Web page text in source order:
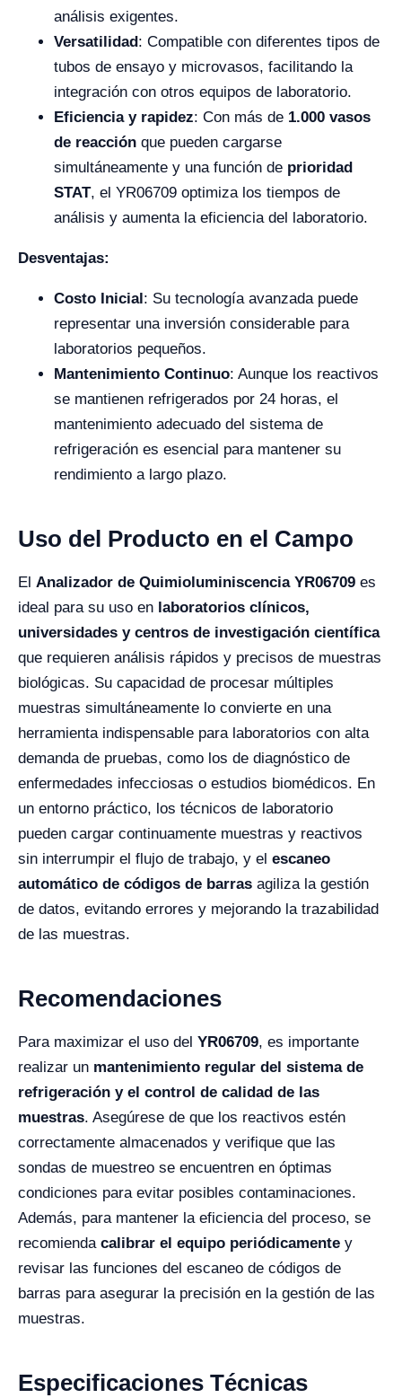
análisis exigentes.
Versatilidad: Compatible con diferentes tipos de
tubos de ensayo y microvasos, facilitando la
integración con otros equipos de laboratorio.
Eficiencia y rapidez: Con más de 1.000 vasos
de reacción que pueden cargarse
simultáneamente y una función de prioridad
STAT, el YR06709 optimiza los tiempos de
análisis y aumenta la eficiencia del laboratorio.
Desventajas:
Costo Inicial: Su tecnología avanzada puede
representar una inversión considerable para
laboratorios pequeños.
Mantenimiento Continuo: Aunque los reactivos
se mantienen refrigerados por 24 horas, el
mantenimiento adecuado del sistema de
refrigeración es esencial para mantener su
rendimiento a largo plazo.
Uso del Producto en el Campo
El Analizador de Quimioluminiscencia YR06709 es
ideal para su uso en laboratorios clínicos,
universidades y centros de investigación científica
que requieren análisis rápidos y precisos de muestras
biológicas. Su capacidad de procesar múltiples
muestras simultáneamente lo convierte en una
herramienta indispensable para laboratorios con alta
demanda de pruebas, como los de diagnóstico de
enfermedades infecciosas o estudios biomédicos. En
un entorno práctico, los técnicos de laboratorio
pueden cargar continuamente muestras y reactivos
sin interrumpir el flujo de trabajo, y el escaneo
automático de códigos de barras agiliza la gestión
de datos, evitando errores y mejorando la trazabilidad
de las muestras.
Recomendaciones
Para maximizar el uso del YR06709, es importante
realizar un mantenimiento regular del sistema de
refrigeración y el control de calidad de las
muestras. Asegúrese de que los reactivos estén
correctamente almacenados y verifique que las
sondas de muestreo se encuentren en óptimas
condiciones para evitar posibles contaminaciones.
Además, para mantener la eficiencia del proceso, se
recomienda calibrar el equipo periódicamente y
revisar las funciones del escaneo de códigos de
barras para asegurar la precisión en la gestión de las
muestras.
Especificaciones Técnicas